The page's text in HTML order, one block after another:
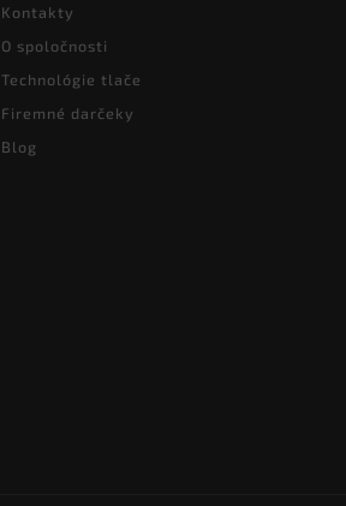
Kontakty
O spoločnosti
Technológie tlače
Firemné darčeky
Blog